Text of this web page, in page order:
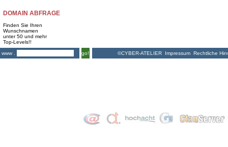
DOMAIN ABFRAGE
Finden Sie Ihren
Wunschnamen
unter 50 und mehr
Top-Levels!!
www .
go! ©CYBER-ATELIER Impressum Rechtliche